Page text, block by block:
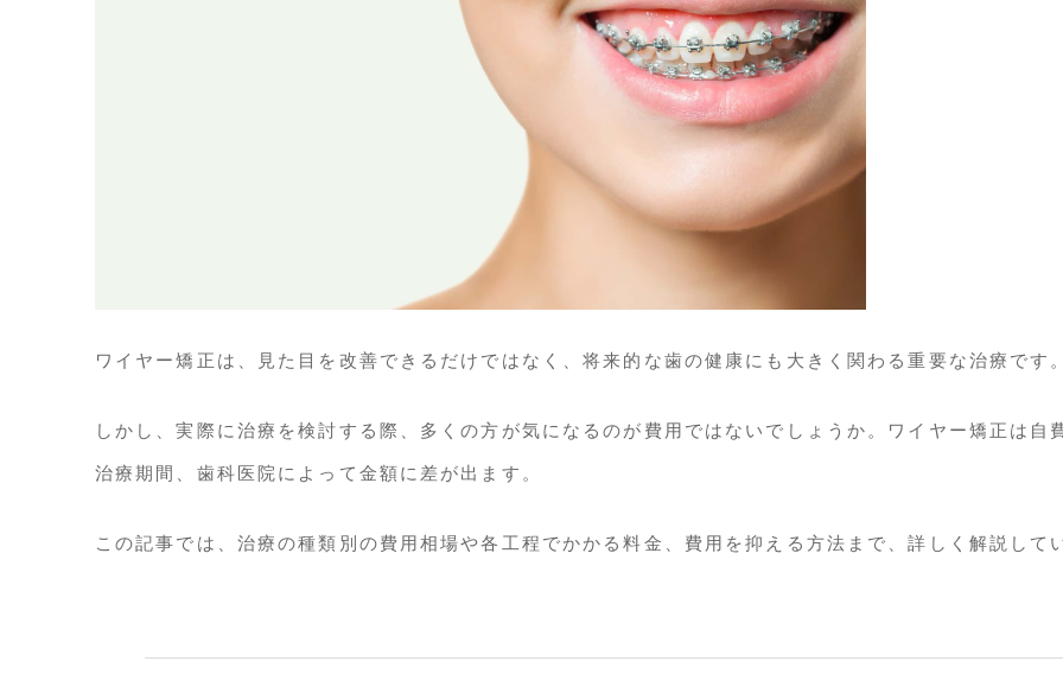
ワイヤー矯正は、見た目を改善できるだけではなく、将来的な歯の健康にも大きく関わる重要な治療です
しかし、実際に治療を検討する際、多くの方が気になるのが費用ではないでしょうか。ワイヤー矯正は
治療期間、歯科医院によって金額に差が出ます。
この記事では、治療の種類別の費用相場や各工程でかかる料金、費用を抑える方法まで、詳しく解説して